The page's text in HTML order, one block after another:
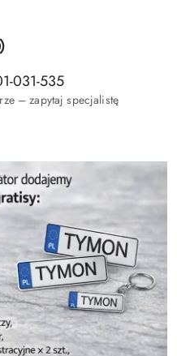
031-535
– zapytaj specjalistę